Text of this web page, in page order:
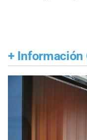
+ Información